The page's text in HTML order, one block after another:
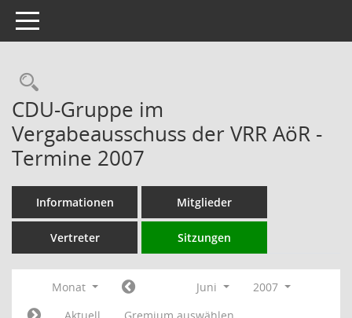
Toggle navigation
Rechercheauswahl
CDU-Gruppe im
Vergabeausschuss der VRR AöR -
Termine 2007
Informationen Mitglieder
Vertreter Sitzungen
Monat Juni
2007